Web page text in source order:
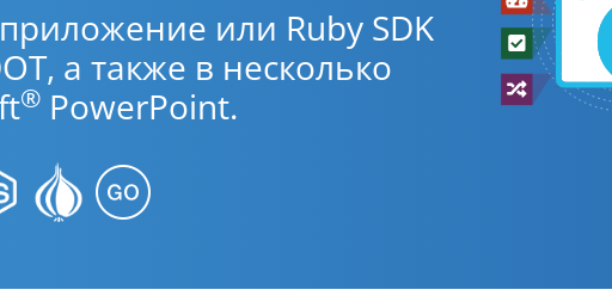
или Ruby SDK
а также в несколько
® PowerPoint.